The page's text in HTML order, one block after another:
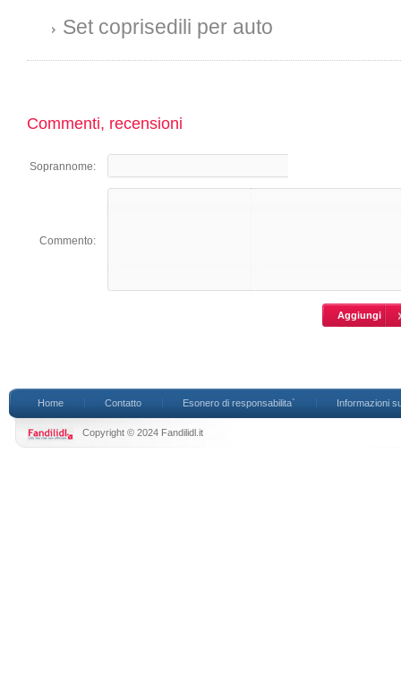
Set coprisedili per auto
Commenti, recensioni
Soprannome:
Commento:
Home Contatto Esonero di responsabilita` Informazioni
Copyright © 2024 Fandilidl.it